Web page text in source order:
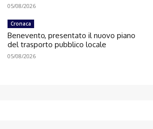
05/08/2026
Cronaca
Benevento, presentato il nuovo piano
del trasporto pubblico locale
05/08/2026